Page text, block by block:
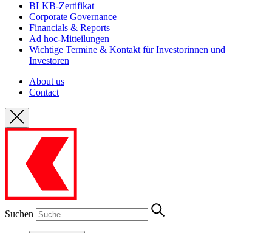
BLKB-Zertifikat
Corporate Governance
Financials & Reports
Ad hoc-Mitteilungen
Wichtige Termine & Kontakt für Investorinnen und
Investoren
About us
Contact
Suchen